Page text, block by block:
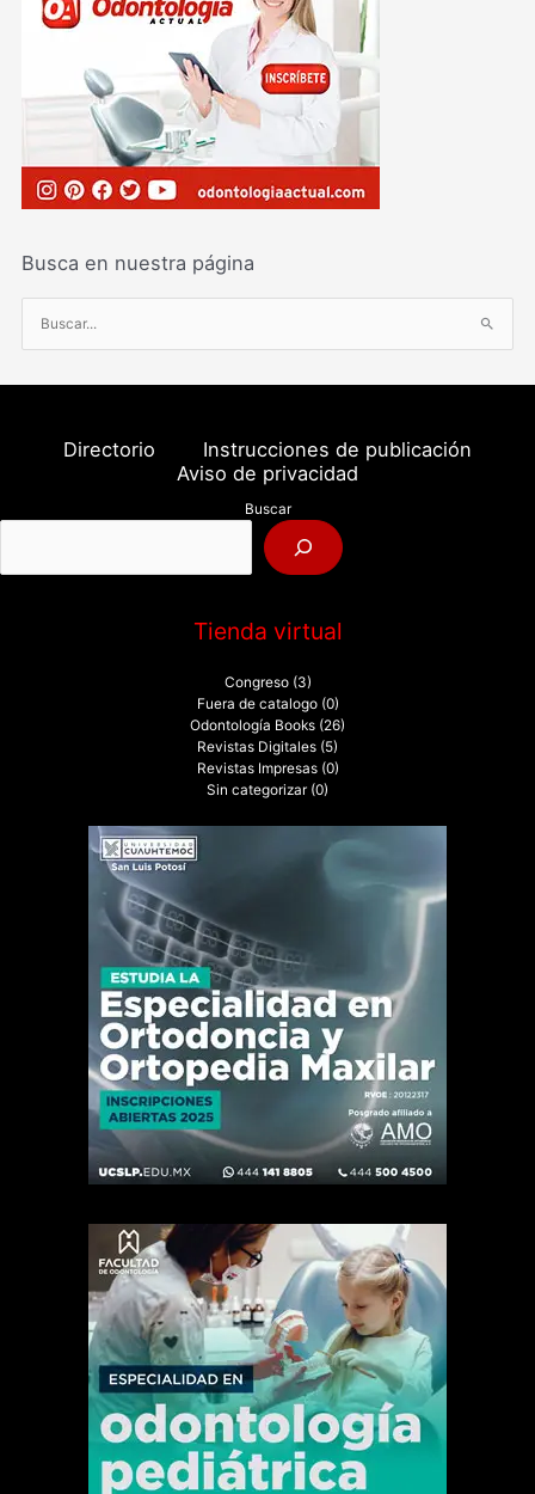
Busca en nuestra página
u
s
o
:
Directorio
Instrucciones de publicación
Aviso de privacidad
Buscar
Tienda virtual
Congreso (3)
Fuera de catalogo (0)
Odontología Books (26)
Revistas Digitales (5)
Revistas Impresas (0)
Sin categorizar (0)